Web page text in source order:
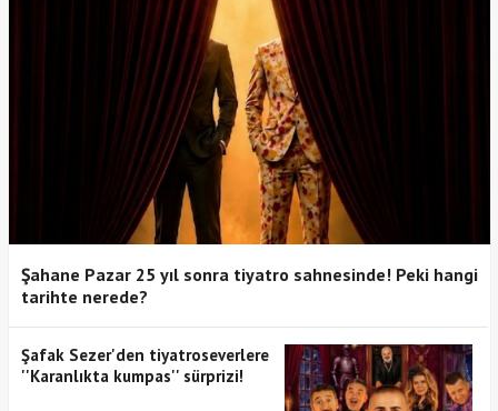
Şahane Pazar 25 yıl sonra tiyatro sahnesinde! Peki hangi
tarihte nerede?
Şafak Sezer'den tiyatroseverlere
''Karanlıkta kumpas'' sürprizi!